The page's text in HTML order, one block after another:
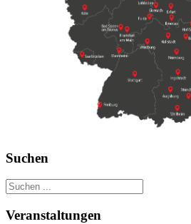
Suchen
Veranstaltungen